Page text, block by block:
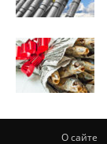
О сайте